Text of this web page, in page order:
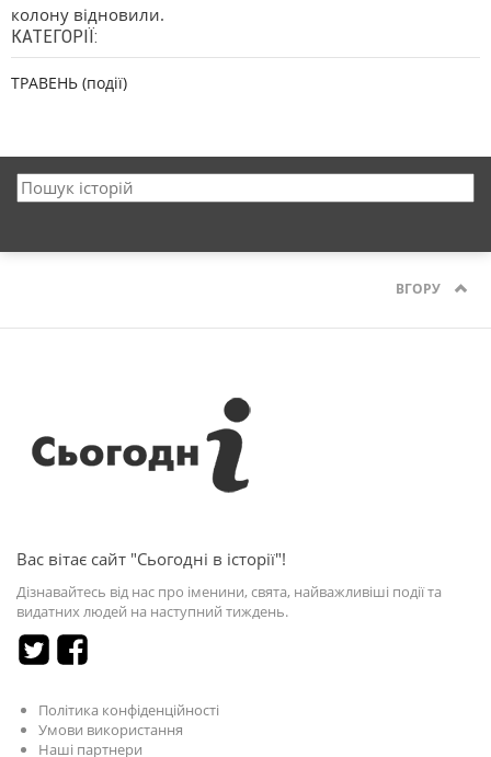
колону відновили.
КАТЕГОРІЇ:
ТРАВЕНЬ (події)
ВГОРУ
Вас вітає сайт "Сьогодні в історії"!
Дізнавайтесь від нас про іменини, свята, найважливіші події та
видатних людей на наступний тиждень.
Політика конфіденційності
Умови використання
Наші партнери